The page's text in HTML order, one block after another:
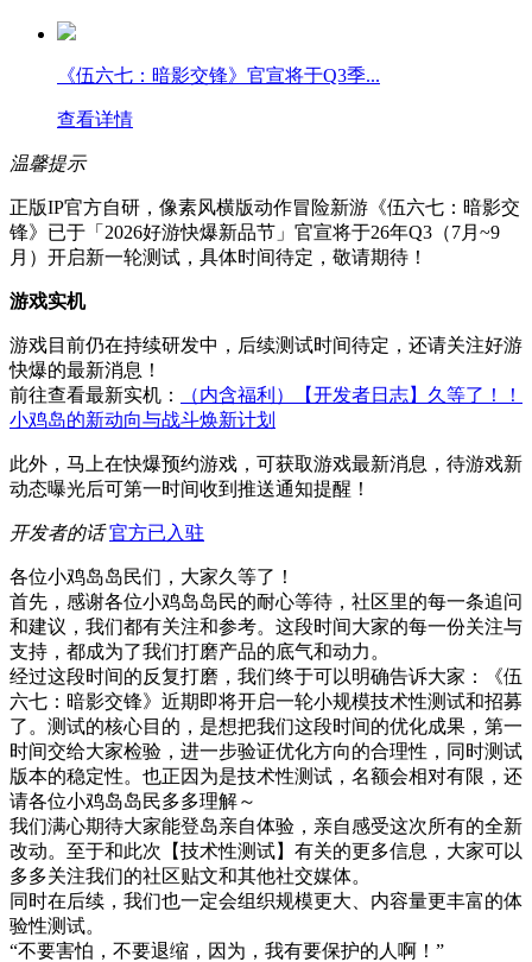
《伍六七：暗影交锋》官宣将于Q3季...
查看详情
温馨提示
正版IP官方自研，像素风横版动作冒险新游《伍六七：暗影交
锋》已于「2026好游快爆新品节」官宣将于26年Q3（7月~9
月）开启新一轮测试，具体时间待定，敬请期待！
游戏实机
游戏目前仍在持续研发中，后续测试时间待定，还请关注好游
快爆的最新消息！
前往查看最新实机：
（内含福利）【开发者日志】久等了！！
小鸡岛的新动向与战斗焕新计划
此外，马上在快爆预约游戏，可获取游戏最新消息，待游戏新
动态曝光后可第一时间收到推送通知提醒！
开发者的话 官方已入驻
各位小鸡岛岛民们，大家久等了！
首先，感谢各位小鸡岛岛民的耐心等待，社区里的每一条追问
和建议，我们都有关注和参考。这段时间大家的每一份关注与
支持，都成为了我们打磨产品的底气和动力。
经过这段时间的反复打磨，我们终于可以明确告诉大家：《伍
六七：暗影交锋》近期即将开启一轮小规模技术性测试和招募
了。测试的核心目的，是想把我们这段时间的优化成果，第一
时间交给大家检验，进一步验证优化方向的合理性，同时测试
版本的稳定性。也正因为是技术性测试，名额会相对有限，还
请各位小鸡岛岛民多多理解～
我们满心期待大家能登岛亲自体验，亲自感受这次所有的全新
改动。至于和此次【技术性测试】有关的更多信息，大家可以
多多关注我们的社区贴文和其他社交媒体。
同时在后续，我们也一定会组织规模更大、内容量更丰富的体
验性测试。
“不要害怕，不要退缩，因为，我有要保护的人啊！”